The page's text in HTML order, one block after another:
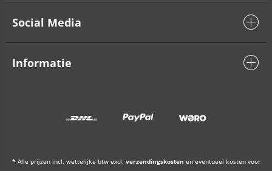
Social Media
Informatie
* Alle prijzen incl. wettelijke btw excl. verzendingskosten en eventueel kosten voor